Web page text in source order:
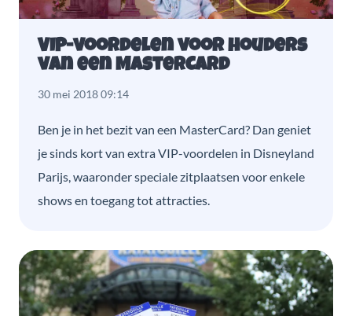
VIP-voordelen voor houders
van een MasterCard
30 mei 2018 09:14
Ben je in het bezit van een MasterCard? Dan geniet
je sinds kort van extra VIP-voordelen in Disneyland
Parijs, waaronder speciale zitplaatsen voor enkele
shows en toegang tot attracties.